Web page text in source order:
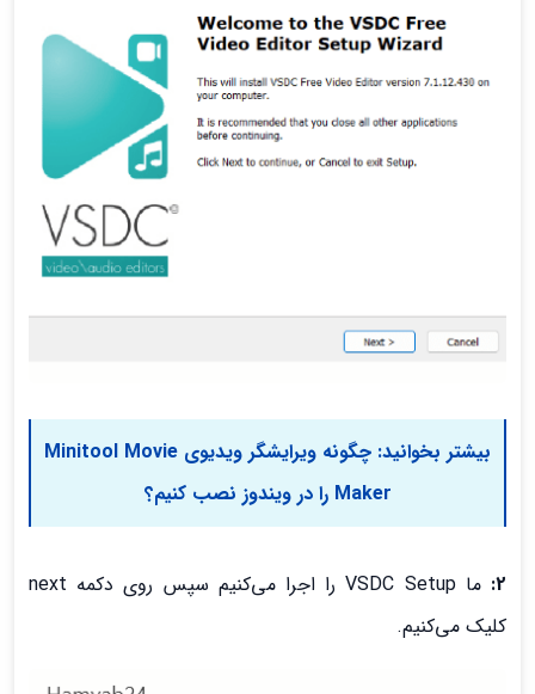
بیشتر بخوانید:
چگونه ویرایشگر ویدیوی Minitool Movie
Maker را در ویندوز نصب کنیم؟
2:
ما VSDC Setup را اجرا می‌کنیم سپس روی دکمه next
کلیک می‌کنیم.